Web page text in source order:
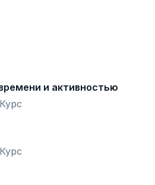
и активностью
Курс
Курс